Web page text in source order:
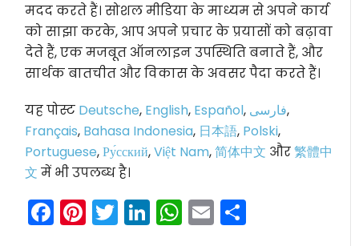
मदद करते हैं। सोशल मीडिया के माध्यम से अपने कार्य
को साझा करके, आप अपने प्रचार के प्रयासों को बढ़ावा
देते हैं, एक मजबूत ऑनलाइन उपस्थिति बनाते हैं, और
सार्थक बातचीत और विकास के अवसर पैदा करते हैं।
यह पोस्ट Deutsche, English, Español, فارسی,
Français, Bahasa Indonesia, 日本語, Polski,
Portuguese,Ру́сский,Việt Nam,简体中文 और繁體中
文 में भी उपलब्ध है।
Facebook
Pinterest
Twitter
LinkedIn
WhatsApp
Email